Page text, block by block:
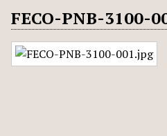
FECO-PNB-3100-